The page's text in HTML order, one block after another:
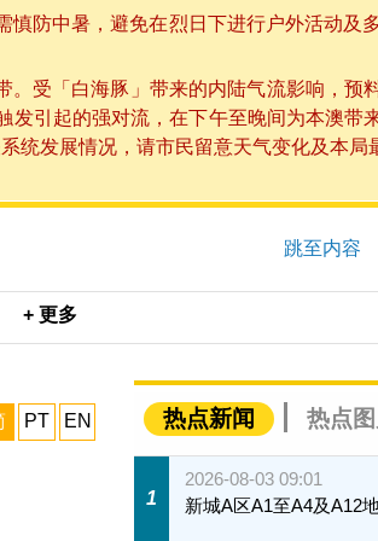
防中暑，避免在烈日下进行户外活动及
受「白海豚」带来的内陆气流影响，预
引起的强对流，在下午至晚间为本澳带
统发展情况，请市民留意天气变化及本局
跳至内容
+ 更多
PT EN 热点新闻 热点
1
2026-08-03 09:01
新城A区A1至A4及A12